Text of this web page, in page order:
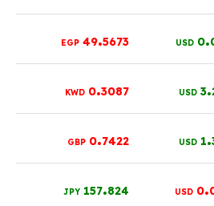
0.
USD
49.5673
EGP
3.
USD
0.3087
KWD
1.
USD
0.7422
GBP
0.
USD
157.824
JPY